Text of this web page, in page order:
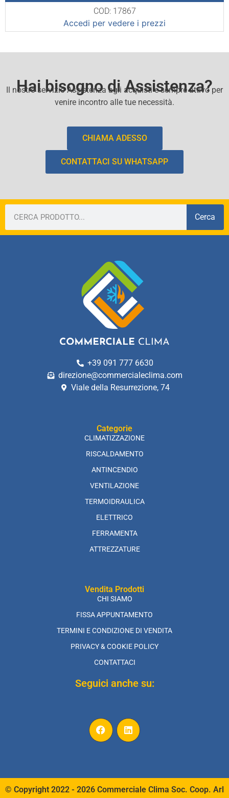
COD: 17867
Accedi per vedere i prezzi
Hai bisogno di Assistenza?
Il nostro servizio Assistenza agli acquisti e sempre attivo per
venire incontro alle tue necessità.
CHIAMA ADESSO
CONTATTACI SU WHATSAPP
Cerca
+39 091 777 6630
direzione@commercialeclima.com
Viale della Resurrezione, 74
Categorie
CLIMATIZZAZIONE
RISCALDAMENTO
ANTINCENDIO
VENTILAZIONE
TERMOIDRAULICA
ELETTRICO
FERRAMENTA
ATTREZZATURE
Vendita Prodotti
CHI SIAMO
FISSA APPUNTAMENTO
TERMINI E CONDIZIONE DI VENDITA
PRIVACY & COOKIE POLICY
CONTATTACI
Seguici anche su:
© Copyright 2022 - 2026 Commerciale Clima Soc. Coop. Arl